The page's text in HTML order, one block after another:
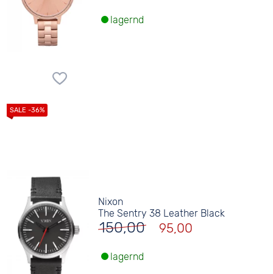
lagernd
Nixon
The Sentry 38 Leather Black
150,00 95,00
lagernd